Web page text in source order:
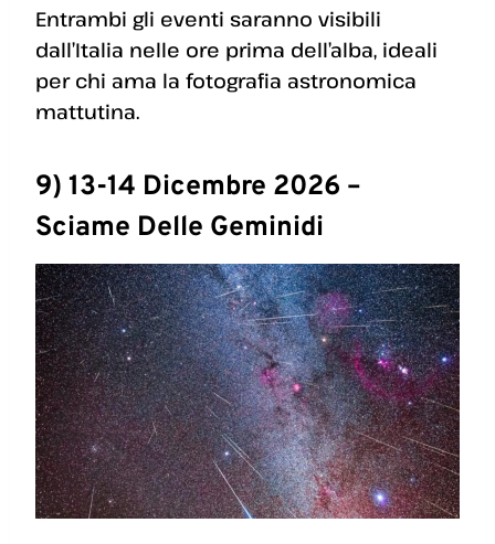
Entrambi gli eventi saranno visibili
dall’Italia nelle ore prima dell’alba, ideali
per chi ama la fotografia astronomica
mattutina.
9) 13-14 Dicembre 2026 –
Sciame Delle Geminidi